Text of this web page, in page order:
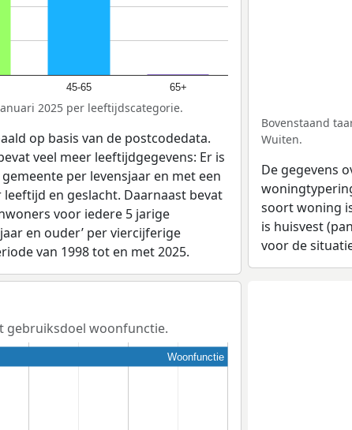
45-65 65+
2025 per leeftijdscategorie.
op basis van de postcodedata.
veel meer leeftijdgegevens: Er is
per levensjaar en met een
en geslacht. Daarnaast bevat
voor iedere 5 jarige
en ouder’ per viercijferige
van 1998 tot en met 2025.
Bovenstaand
Wuiten.
De gegevens
soort woning
is huisvest
voor de
gebruiksdoel woonfunctie.
Woonfunctie